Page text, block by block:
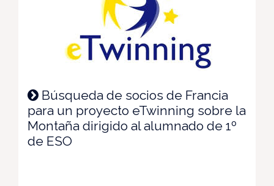
Búsqueda de socios de Francia
para un proyecto eTwinning sobre la
Montaña dirigido al alumnado de 1º
de ESO